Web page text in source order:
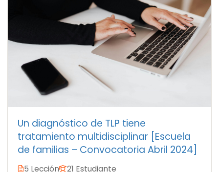
Un diagnóstico de TLP tiene
tratamiento multidisciplinar [Escuela
de familias – Convocatoria Abril 2024]
5 Lección 21 Estudiante